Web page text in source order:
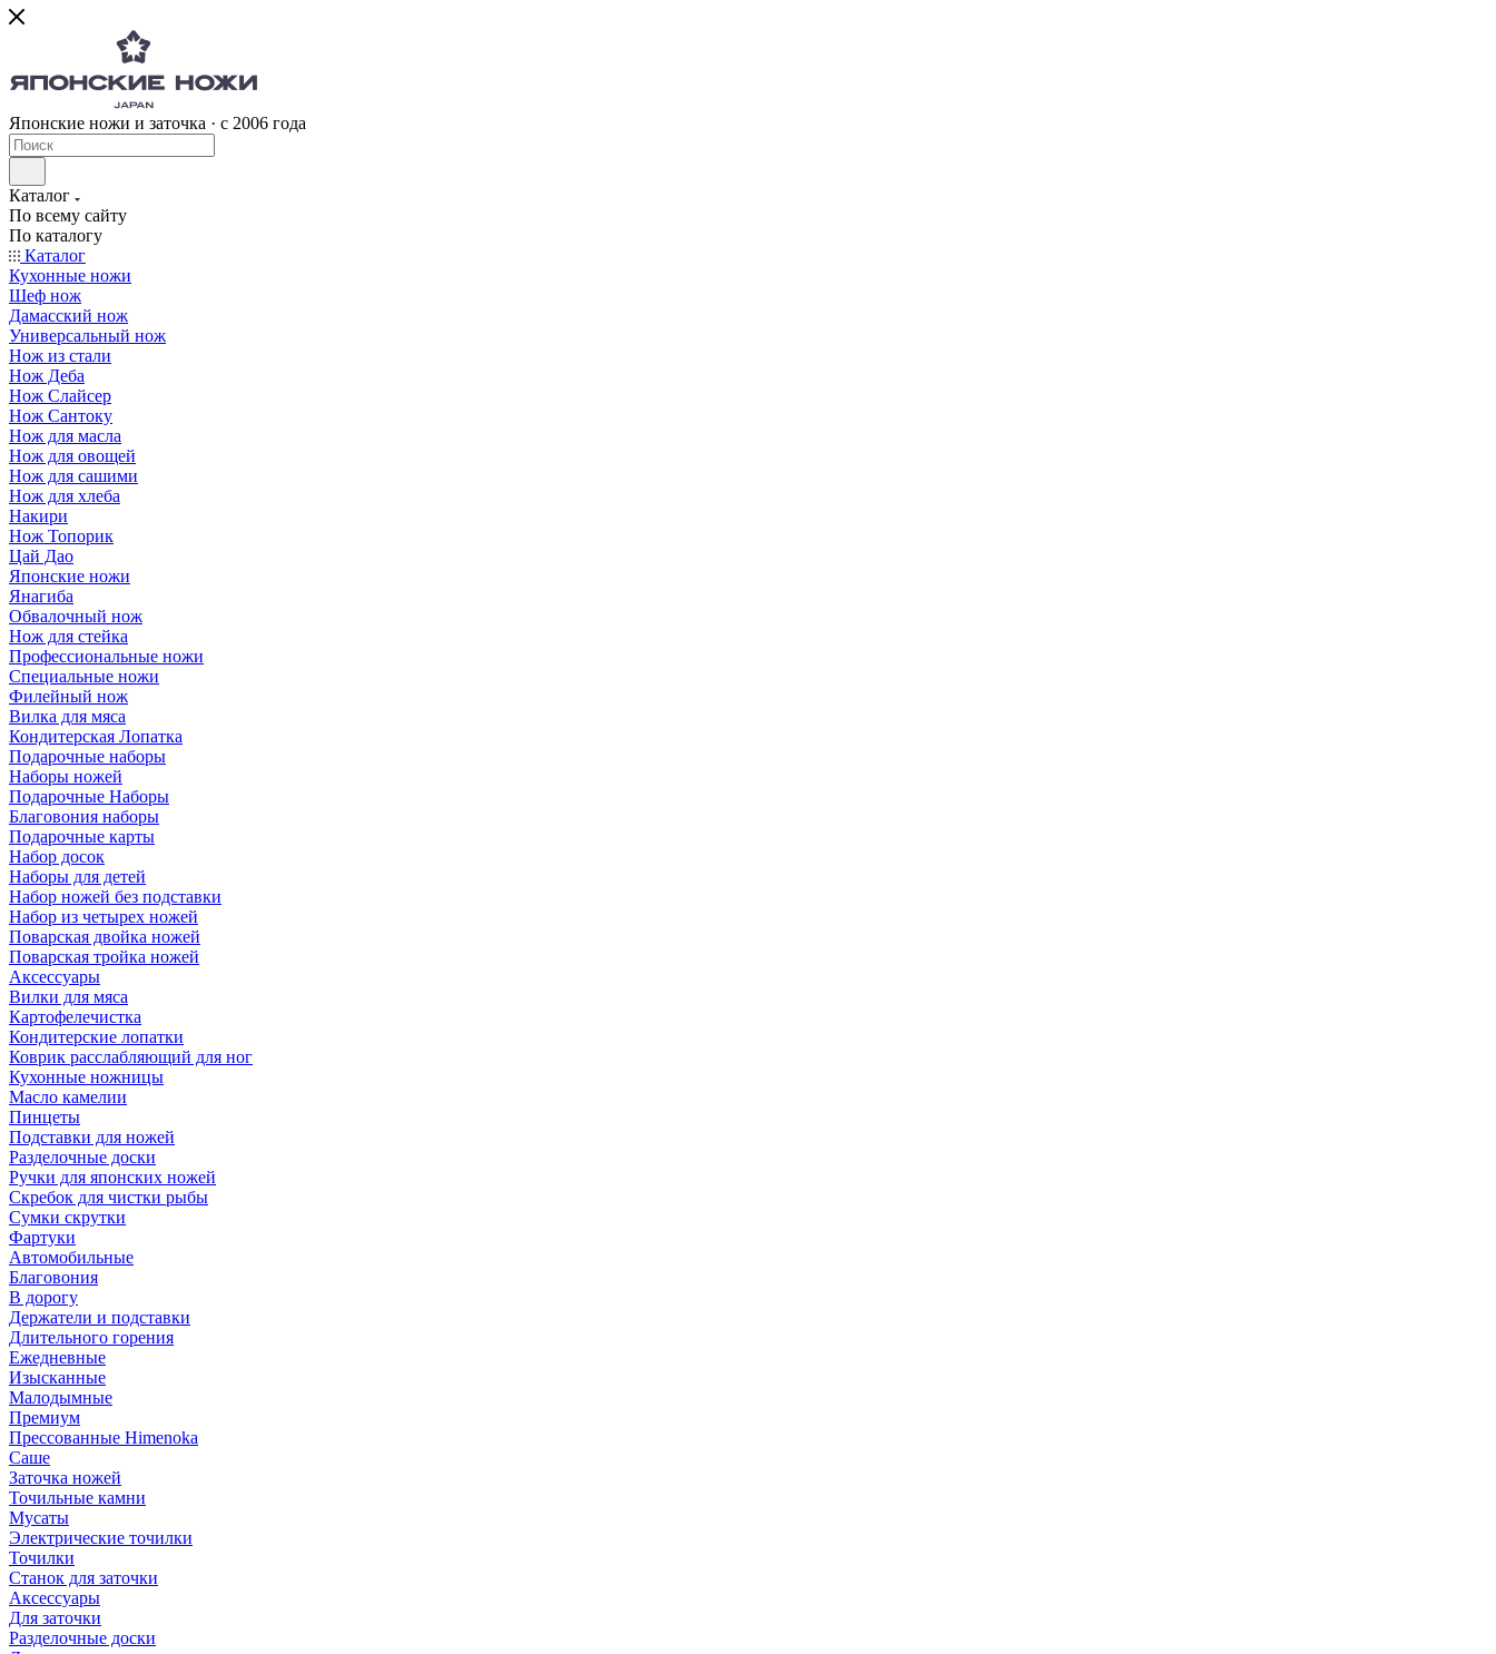
Японские ножи и заточка · с 2006 года
Каталог
По всему сайту
По каталогу
Каталог
Кухонные ножи
Шеф нож
Дамасский нож
Универсальный нож
Нож из стали
Нож Деба
Нож Слайсер
Нож Сантоку
Нож для масла
Нож для овощей
Нож для сашими
Нож для хлеба
Накири
Нож Топорик
Цай Дао
Японские ножи
Янагиба
Обвалочный нож
Нож для стейка
Профессиональные ножи
Специальные ножи
Филейный нож
Вилка для мяса
Кондитерская Лопатка
Подарочные наборы
Наборы ножей
Подарочные Наборы
Благовония наборы
Подарочные карты
Набор досок
Наборы для детей
Набор ножей без подставки
Набор из четырех ножей
Поварская двойка ножей
Поварская тройка ножей
Аксессуары
Вилки для мяса
Картофелечистка
Кондитерские лопатки
Коврик расслабляющий для ног
Кухонные ножницы
Масло камелии
Пинцеты
Подставки для ножей
Разделочные доски
Ручки для японских ножей
Скребок для чистки рыбы
Сумки скрутки
Фартуки
Автомобильные
Благовония
В дорогу
Держатели и подставки
Длительного горения
Ежедневные
Изысканные
Малодымные
Премиум
Прессованные Himenoka
Саше
Заточка ножей
Точильные камни
Мусаты
Электрические точилки
Точилки
Станок для заточки
Аксессуары
Для заточки
Разделочные доски